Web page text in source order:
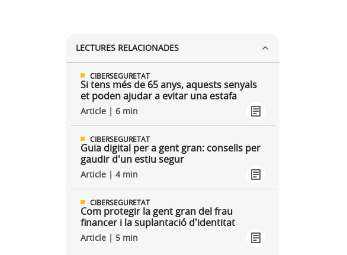
LECTURES RELACIONADES
CIBERSEGURETAT
Si tens més de 65 anys, aquests senyals
et poden ajudar a evitar una estafa
Article | 6 min
CIBERSEGURETAT
Guia digital per a gent gran: consells per
gaudir d'un estiu segur
Article | 4 min
CIBERSEGURETAT
Com protegir la gent gran del frau
financer i la suplantació d'identitat
Article | 5 min